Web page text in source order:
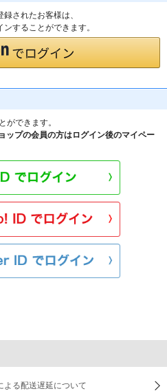
されたお客様は、
することができます。
ができます。
プの会員の方はログイン後のマイペー
よる配送遅延について